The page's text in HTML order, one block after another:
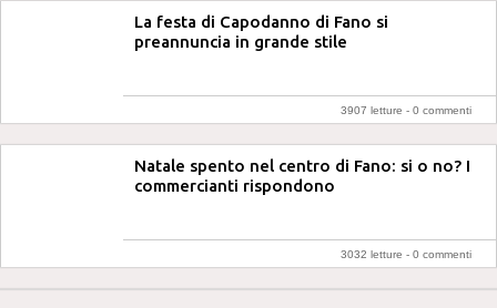
La festa di Capodanno di Fano si
preannuncia in grande stile
3907 letture - 0 commenti
Natale spento nel centro di Fano: si o no? I
commercianti rispondono
3032 letture - 0 commenti